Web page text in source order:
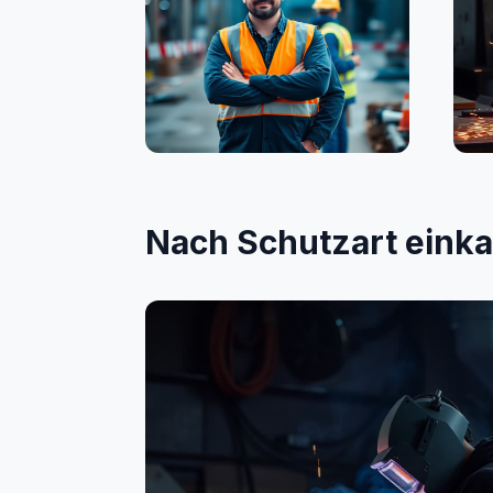
Bauwesen
Nach Schutzart